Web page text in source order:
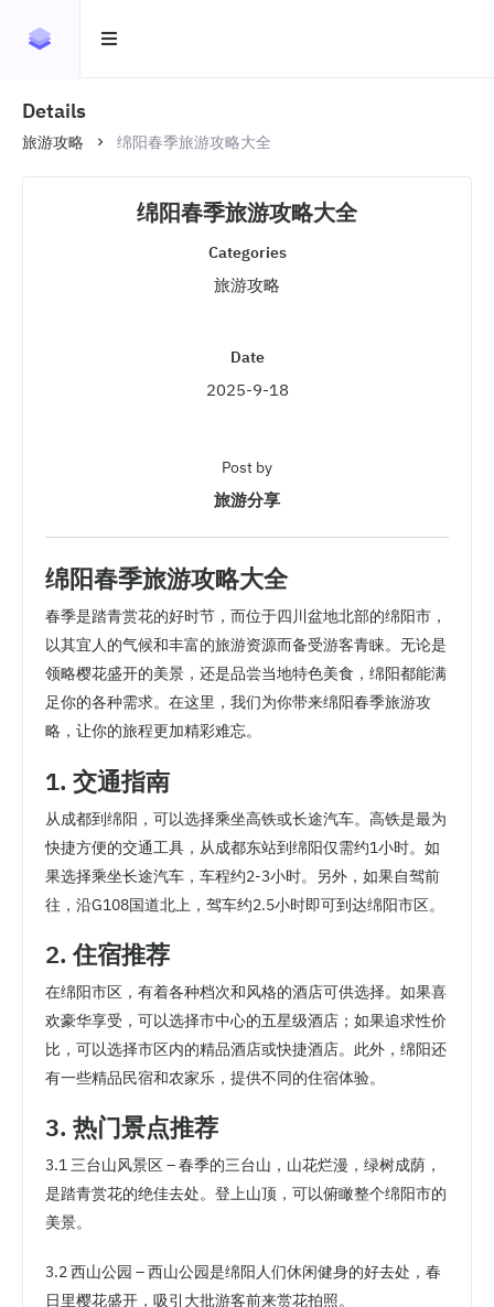
Details
旅游攻略 绵阳春季旅游攻略大全
绵阳春季旅游攻略大全
Categories
旅游攻略
Date
2025-9-18
Post by
旅游分享
绵阳春季旅游攻略大全
春季是踏青赏花的好时节，而位于四川盆地北部的绵阳市，
以其宜人的气候和丰富的旅游资源而备受游客青睐。无论是
领略樱花盛开的美景，还是品尝当地特色美食，绵阳都能满
足你的各种需求。在这里，我们为你带来绵阳春季旅游攻
略，让你的旅程更加精彩难忘。
1. 交通指南
从成都到绵阳，可以选择乘坐高铁或长途汽车。高铁是最为
快捷方便的交通工具，从成都东站到绵阳仅需约1小时。如
果选择乘坐长途汽车，车程约2-3小时。另外，如果自驾前
往，沿G108国道北上，驾车约2.5小时即可到达绵阳市区。
2. 住宿推荐
在绵阳市区，有着各种档次和风格的酒店可供选择。如果喜
欢豪华享受，可以选择市中心的五星级酒店；如果追求性价
比，可以选择市区内的精品酒店或快捷酒店。此外，绵阳还
有一些精品民宿和农家乐，提供不同的住宿体验。
3. 热门景点推荐
3.1 三台山风景区 – 春季的三台山，山花烂漫，绿树成荫，
是踏青赏花的绝佳去处。登上山顶，可以俯瞰整个绵阳市的
美景。
3.2 西山公园 – 西山公园是绵阳人们休闲健身的好去处，春
日里樱花盛开，吸引大批游客前来赏花拍照。